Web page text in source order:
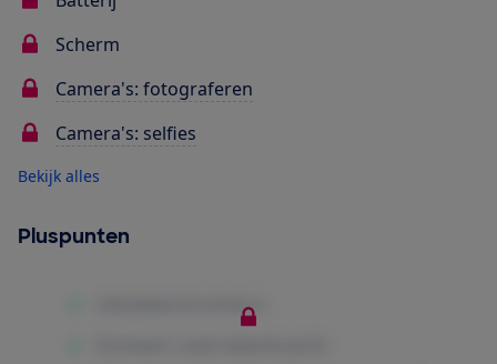
Scherm
Camera's: fotograferen
Camera's: selfies
Bekijk alles
Pluspunten